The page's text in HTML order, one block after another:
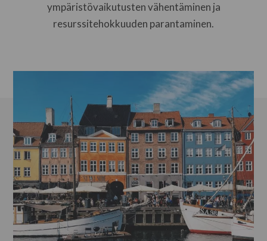
ympäristövaikutusten vähentäminen ja
resurssitehokkuuden parantaminen.